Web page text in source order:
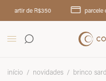
de R$350 parcele em
início / novidades / brinco